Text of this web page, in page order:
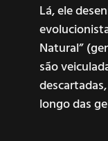
Lá, ele
Natural”
são
longo das